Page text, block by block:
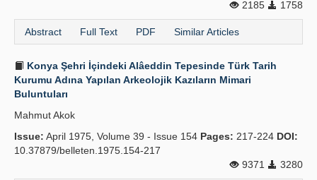
2185
1758
Abstract Full Text PDF Similar Articles
Konya Şehri İçindeki Alâeddin Tepesinde Türk Tarih
Kurumu Adına Yapılan Arkeolojik Kazıların Mimari
Buluntuları
Mahmut Akok
Issue: April 1975, Volume 39 - Issue 154 Pages: 217-224 DOI:
10.37879/belleten.1975.154-217
9371
3280